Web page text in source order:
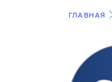
ГЛАВНАЯ